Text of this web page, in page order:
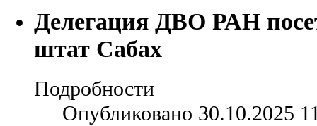
Делегация ДВО РАН
штат Сабах
Подробности
Опубликовано 30.10.2025